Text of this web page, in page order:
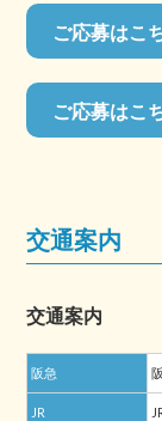
ご応募はこ
ご応募はこ
交通案内
交通案内
阪急
JR